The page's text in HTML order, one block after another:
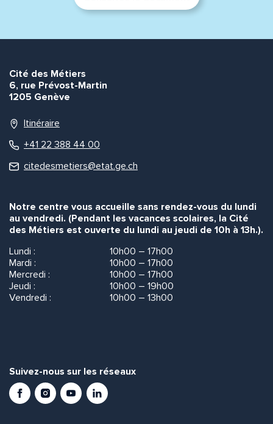
Cité des Métiers
6, rue Prévost-Martin
1205 Genève
Itinéraire
+41 22 388 44 00
citedesmetiers@etat.ge.ch
Notre centre vous accueille sans rendez-vous du lundi
au vendredi. (Pendant les vacances scolaires, la Cité
des Métiers est ouverte du lundi au jeudi de 10h à 13h.).
Lundi :
10h00 – 17h00
Mardi :
10h00 – 17h00
Mercredi :
10h00 – 17h00
Jeudi :
10h00 – 19h00
Vendredi :
10h00 – 13h00
Suivez-nous sur les réseaux
FacebookInstagramYoutubeLinkedIn